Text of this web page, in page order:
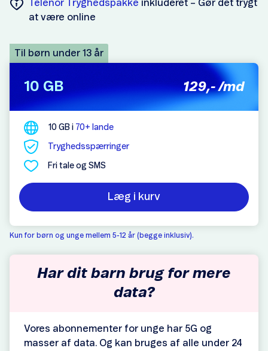
Telenor Tryghedspakke inkluderet – Gør det trygt
at være online
Til børn under 13 år
10 GB 129,-/md
10 GB i 70+ lande
Tryghedsspærringer
Fri tale og SMS
Læg i kurv
Kun for børn og unge mellem 5-12 år (begge inklusiv).
Har dit barn brug for mere
data?
Vores abonnementer for unge har 5G og
masser af data. Og kan bruges af alle under 24